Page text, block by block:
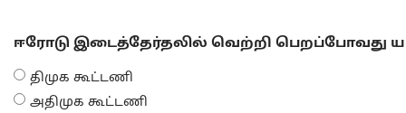
ஈரோடு இடைத்தேர்தலில் வெற்றி பெறப்போவது
திமுக கூட்டணி
அதிமுக கூட்டணி